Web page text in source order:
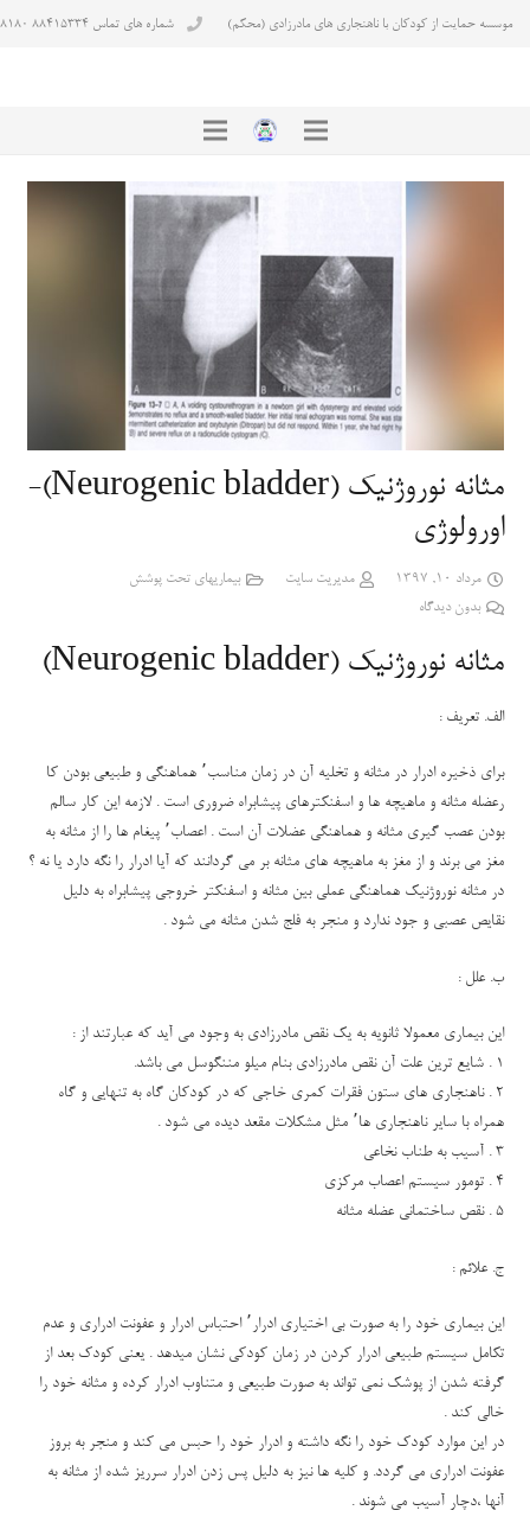
موسسه حمایت از کودکان با ناهنجاری های مادرزادی (محکم) شماره های تماس ۸۸۴۱۵۳۳۴ ۸۸۴۳۸۱۸۰
مثانه نوروژنیک (Neurogenic bladder)-
اورولوژی
مرداد 10, 1397 مدیریت سایت
بیماریهای تحت پوشش
بدون دیدگاه
مثانه نوروژنیک (Neurogenic bladder)
الف. تعریف :
برای ذخیره ادرار در مثانه و تخلیه آن در زمان مناسب٬ هماهنگی و طبیعی بودن کا
رعضله مثانه و ماهیچه ها و اسفنکترهای پیشابراه ضروری است . لازمه این کار سالم
بودن عصب گیری مثانه و هماهنگی عضلات آن است . اعصاب٬ پیغام ها را از مثانه به
مغز می برند و از مغز به ماهیچه های مثانه بر می گردانند که آیا ادرار را نگه دارد یا نه ؟
در مثانه نوروژنیک هماهنگی عملی بین مثانه و اسفنکتر خروجی پیشابراه به دلیل
نقایص عصبی و جود ندارد و منجر به فلج شدن مثانه می شود .
ب. علل :
این بیماری معمولا ثانویه به یک نقص مادرزادی به وجود می آید که عبارتند از :
1 . شایع ترین علت آن نقص مادرزادی بنام میلو مننگوسل می باشد.
2 . ناهنجاری های ستون فقرات کمری خاجی که در کودکان گاه به تنهایی و گاه
همراه با سایر ناهنجاری ها٬ مثل مشکلات مقعد دیده می شود .
3 . آسیب به طناب نخاعی
4 . تومور سیستم اعصاب مرکزی
5 . نقص ساختمانی عضله مثانه
ج. علائم :
این بیماری خود را به صورت بی اختیاری ادرار٬ احتباس ادرار و عفونت ادراری و عدم
تکامل سیستم طبیعی ادرار کردن در زمان کودکی نشان میدهد . یعنی کودک بعد از
گرفته شدن از پوشک نمی تواند به صورت طبیعی و متناوب ادرار کرده و مثانه خود را
خالی کند .
در این موارد کودک خود را نگه داشته و ادرار خود را حبس می کند و منجر به بروز
عفونت ادراری می گردد. و کلیه ها نیز به دلیل پس زدن ادرار سرریز شده از مثانه به
آنها ،دچار آسیب می شوند .